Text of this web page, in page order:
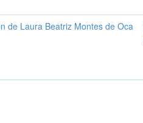
de Laura Beatriz Montes de Oca